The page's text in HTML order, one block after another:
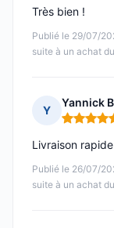
Publié le 29/07/
suite à un achat
Très bien !
Y
Yannick
Note : 5
Publié le 26/07/
suite à un achat
Livraison